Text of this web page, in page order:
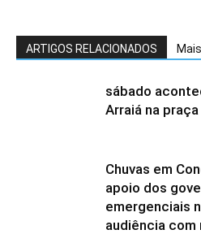
ARTIGOS RELACIONADOS
sábado
Arraiá na
Chuvas em
apoio dos
emergenciais
audiência com